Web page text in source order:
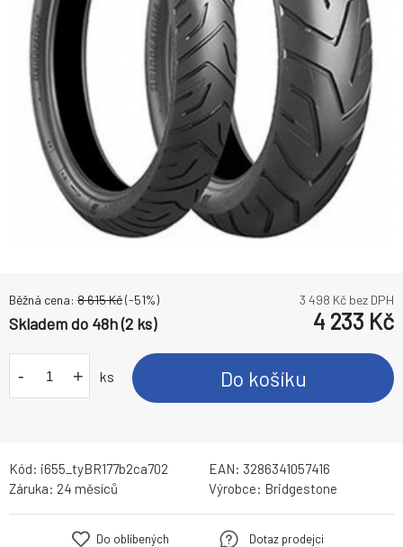
Běžná cena: 8 615Kč(-51%) 3 498 Kč bez DPH
Skladem do 48h (2 ks) 4 233 Kč
- + ks Do košíku
Kód: i655_tyBR177b2ca702 EAN: 3286341057416
Záruka: 24 měsíců Výrobce: Bridgestone
Do oblíbených
Dotaz prodejci